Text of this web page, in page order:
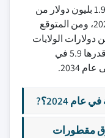
وقيمت سوق مقطورات الرافعة بـ 1.94 بليون دولار من
دولارات الولايات المتحدة في عام 2024، ومن المتوقع
دولار من دولارات الولايات
المتحدة بحلول عام 2034، أي بزيادة قدرها 5.9 في
2034.
2024؟?
مقطورات